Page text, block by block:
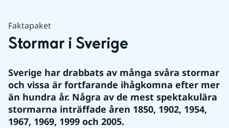
Faktapaket
Stormar i Sverige
Sverige har drabbats av många svåra stormar
och vissa är fortfarande ihågkomna efter mer
än hundra år. Några av de mest spektakulära
stormarna inträffade åren 1850, 1902, 1954,
1967, 1969, 1999 och 2005.